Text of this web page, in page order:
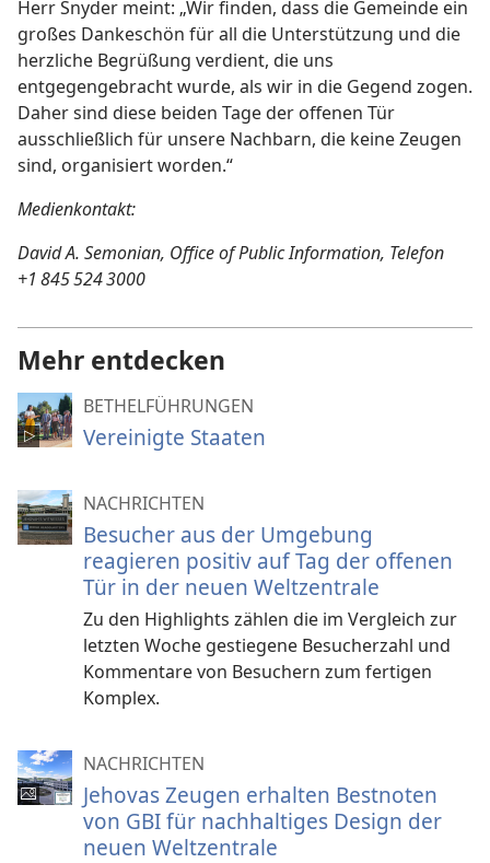
Herr Snyder meint: „Wir finden, dass die Gemeinde ein
großes Dankeschön für all die Unterstützung und die
herzliche Begrüßung verdient, die uns
entgegengebracht wurde, als wir in die Gegend zogen.
Daher sind diese beiden Tage der offenen Tür
ausschließlich für unsere Nachbarn, die keine Zeugen
sind, organisiert worden.“
Medienkontakt:
David A. Semonian, Office of Public Information, Telefon
+1 845 524 3000
Mehr entdecken
BETHELFÜHRUNGEN
Vereinigte Staaten
NACHRICHTEN
Besucher aus der Umgebung
reagieren positiv auf Tag der offenen
Tür in der neuen Weltzentrale
Zu den Highlights zählen die im Vergleich zur
letzten Woche gestiegene Besucherzahl und
Kommentare von Besuchern zum fertigen
Komplex.
NACHRICHTEN
Jehovas Zeugen erhalten Bestnoten
von GBI für nachhaltiges Design der
neuen Weltzentrale